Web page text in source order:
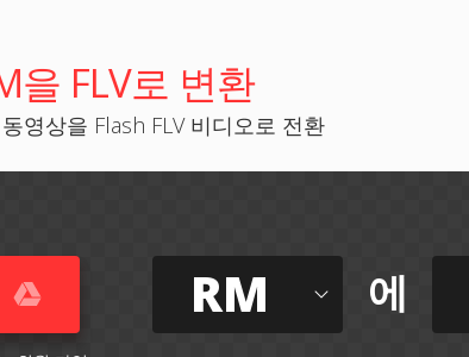
을 FLV로 변환
영상을 Flash FLV 비디오로 전환
RM 에